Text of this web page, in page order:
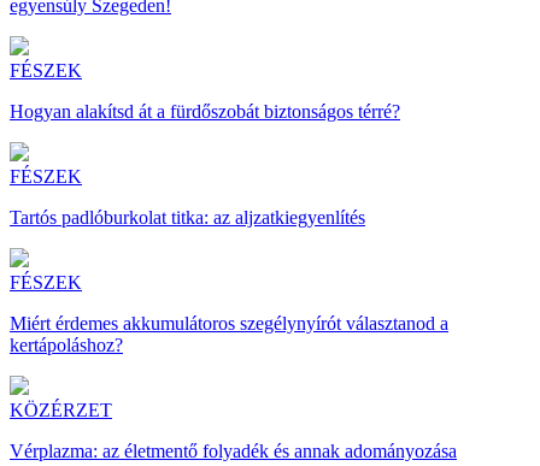
egyensúly Szegeden!
FÉSZEK
Hogyan alakítsd át a fürdőszobát biztonságos térré?
FÉSZEK
Tartós padlóburkolat titka: az aljzatkiegyenlítés
FÉSZEK
Miért érdemes akkumulátoros szegélynyírót választanod a
kertápoláshoz?
KÖZÉRZET
Vérplazma: az életmentő folyadék és annak adományozása